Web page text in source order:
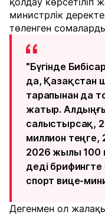
министрлік
төленген
"Бүгінде
да, Қазақстан
тарапынан да
жатыр.
салыстырсақ,
миллион
2026 жылы 100
деді
спорт вице-
Дегенмен ол